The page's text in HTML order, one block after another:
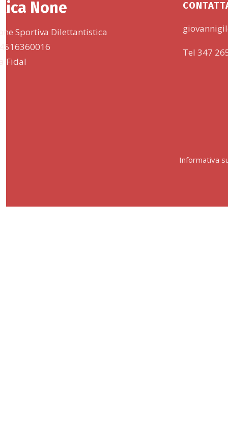
None
Sportiva Dilettantistica
Fidal
Tel 347
Informativa